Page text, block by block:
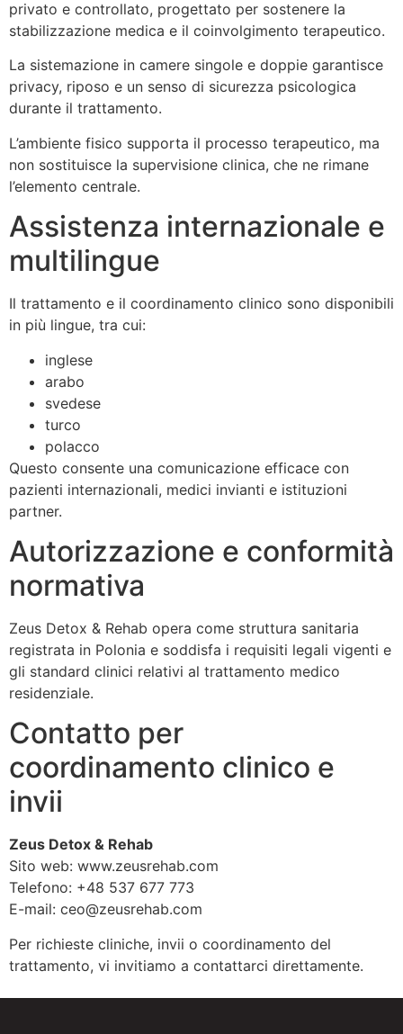
privato e controllato, progettato per sostenere la
stabilizzazione medica e il coinvolgimento terapeutico.
La sistemazione in camere singole e doppie garantisce
privacy, riposo e un senso di sicurezza psicologica
durante il trattamento.
L’ambiente fisico supporta il processo terapeutico, ma
non sostituisce la supervisione clinica, che ne rimane
l’elemento centrale.
Assistenza internazionale e
multilingue
Il trattamento e il coordinamento clinico sono disponibili
in più lingue, tra cui:
inglese
arabo
svedese
turco
polacco
Questo consente una comunicazione efficace con
pazienti internazionali, medici invianti e istituzioni
partner.
Autorizzazione e conformità
normativa
Zeus Detox & Rehab opera come struttura sanitaria
registrata in Polonia e soddisfa i requisiti legali vigenti e
gli standard clinici relativi al trattamento medico
residenziale.
Contatto per
coordinamento clinico e
invii
Zeus Detox & Rehab
Sito web: www.zeusrehab.com
Telefono: +48 537 677 773
E-mail: ceo@zeusrehab.com
Per richieste cliniche, invii o coordinamento del
trattamento, vi invitiamo a contattarci direttamente.